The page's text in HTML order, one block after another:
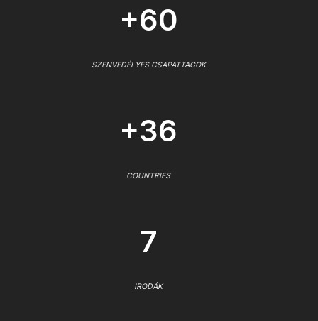
+60
SZENVEDÉLYES CSAPATTAGOK
+36
COUNTRIES
7
IRODÁK